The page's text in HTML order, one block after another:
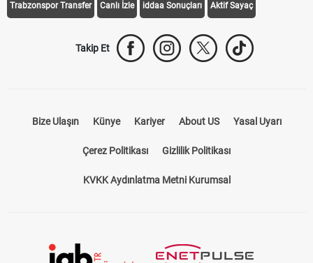
Trabzonspor Transfer Canlı İzle iddaa Sonuçları Aktif Sayaç
Takip Et
Bize Ulaşın Künye Kariyer About US Yasal Uyarı
Çerez Politikası Gizlilik Politikası
KVKK Aydınlatma Metni Kurumsal